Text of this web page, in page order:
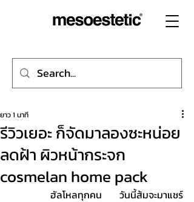
รีวิวเยอะ ก็จัดมาลองซะหน่อย
ลดฝ้า ผิวหน้ากระจก
cosmelan home pack
ยาว 1 นาที